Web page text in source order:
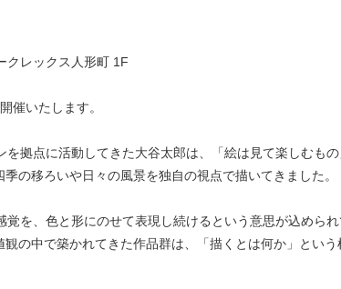
クレックス人形町 1F
催いたします。
拠点に活動してきた大谷太郎は、「絵は見て楽しむもの
の移ろいや日々の風景を独自の視点で描いてきました。
を、色と形にのせて表現し続けるという意思が込められ
の中で築かれてきた作品群は、「描くとは何か」という